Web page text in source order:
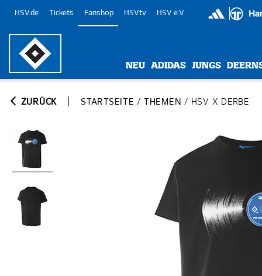
HSV.de Tickets Fanshop HSV.tv HSV e.V.
NEU ADIDAS JUNGS
ZURÜCK STARTSEITE / THEMEN / HSV X DERBE